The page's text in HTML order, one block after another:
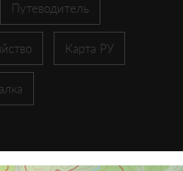
Путеводитель
Карта РУ